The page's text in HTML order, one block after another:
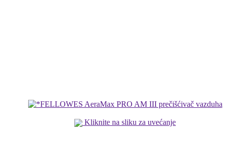
Kliknite na sliku za uvećanje